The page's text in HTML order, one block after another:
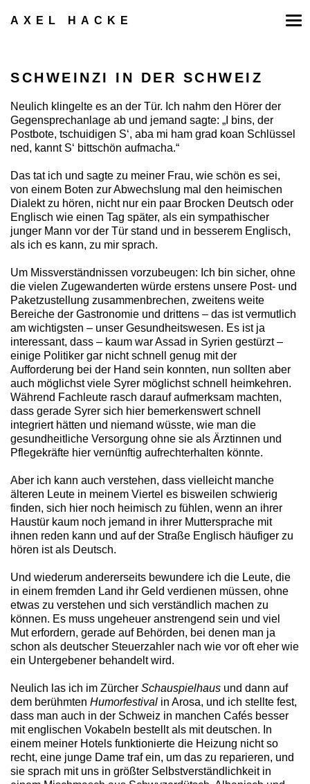
InhaltAXEL HACKE
SCHWEINZI IN DER SCHWEIZ
Neulich klingelte es an der Tür. Ich nahm den Hörer der
Gegensprechanlage ab und jemand sagte: „I bins, der
Postbote, tschuidigen S‘, aba mi ham grad koan Schlüssel
ned, kannt S‘ bittschön aufmacha.“
Das tat ich und sagte zu meiner Frau, wie schön es sei,
von einem Boten zur Abwechslung mal den heimischen
Dialekt zu hören, nicht nur ein paar Brocken Deutsch oder
Englisch wie einen Tag später, als ein sympathischer
junger Mann vor der Tür stand und in besserem Englisch,
als ich es kann, zu mir sprach.
Um Missverständnissen vorzubeugen: Ich bin sicher, ohne
die vielen Zugewanderten würde erstens unsere Post- und
Paketzustellung zusammenbrechen, zweitens weite
Bereiche der Gastronomie und drittens – das ist vermutlich
am wichtigsten – unser Gesundheitswesen. Es ist ja
interessant, dass – kaum war Assad in Syrien gestürzt –
einige Politiker gar nicht schnell genug mit der
Aufforderung bei der Hand sein konnten, nun sollten aber
auch möglichst viele Syrer möglichst schnell heimkehren.
Während Fachleute rasch darauf aufmerksam machten,
dass gerade Syrer sich hier bemerkenswert schnell
integriert hätten und niemand wüsste, wie man die
gesundheitliche Versorgung ohne sie als Ärztinnen und
Pflegekräfte hier vernünftig aufrechterhalten könnte.
Aber ich kann auch verstehen, dass vielleicht manche
älteren Leute in meinem Viertel es bisweilen schwierig
finden, sich hier noch heimisch zu fühlen, wenn an ihrer
Haustür kaum noch jemand in ihrer Muttersprache mit
ihnen reden kann und auf der Straße Englisch häufiger zu
hören ist als Deutsch.
Und wiederum andererseits bewundere ich die Leute, die
in einem fremden Land ihr Geld verdienen müssen, ohne
etwas zu verstehen und sich verständlich machen zu
können. Es muss ungeheuer anstrengend sein und viel
Mut erfordern, gerade auf Behörden, bei denen man ja
schon als deutscher Steuerzahler nach wie vor oft eher wie
ein Untergebener behandelt wird.
Neulich las ich im Zürcher Schauspielhaus und dann auf
dem berühmten Humorfestival in Arosa, und ich stellte fest,
dass man auch in der Schweiz in manchen Cafés besser
mit englischen Vokabeln bestellt als mit deutschen. In
einem meiner Hotels funktionierte die Heizung nicht so
recht, eine junge Dame traf ein, um das zu reparieren, und
sie sprach mit uns in größter Selbstverständlichkeit in